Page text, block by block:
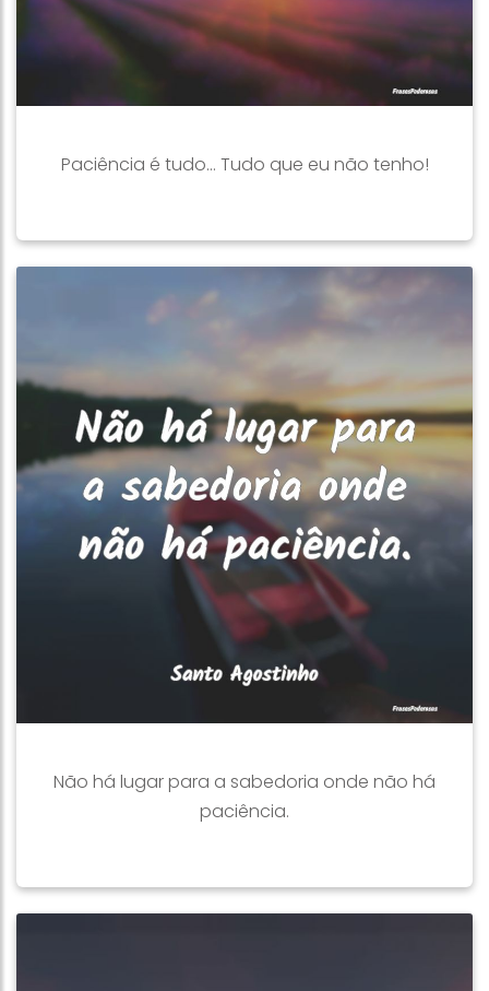
Paciência é tudo... Tudo que eu não tenho!
Não há lugar para a sabedoria onde não há
paciência.